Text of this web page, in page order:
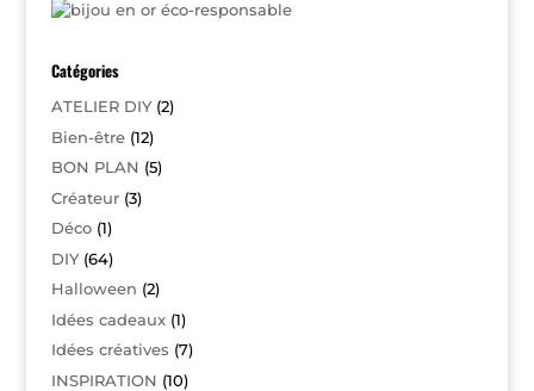
Catégories
ATELIER DIY(2)
Bien-être(12)
BON PLAN (5)
Créateur(3)
Déco(1)
DIY(64)
Halloween (2)
Idées cadeaux(1)
Idées créatives (7)
INSPIRATION (10)